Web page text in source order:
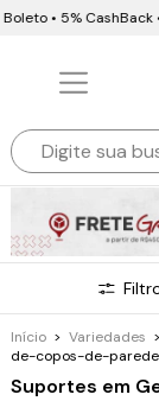
5% CashBack •
Início > Variedades >
de-copos-de-
Suportes em